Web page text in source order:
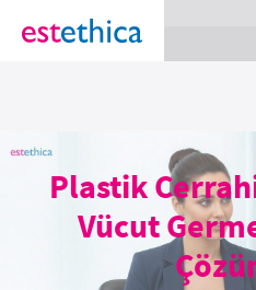
section Service {
Plastik
Vücut